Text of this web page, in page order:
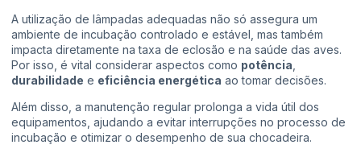
A utilização de lâmpadas adequadas não só assegura um
ambiente de incubação controlado e estável, mas também
impacta diretamente na taxa de eclosão e na saúde das aves.
Por isso, é vital considerar aspectos como potência
durabilidade e eficiência energética ao tomar decisões.
Além disso, a manutenção regular prolonga a vida útil dos
equipamentos, ajudando a evitar interrupções no processo de
incubação e otimizar o desempenho de sua chocadeira.